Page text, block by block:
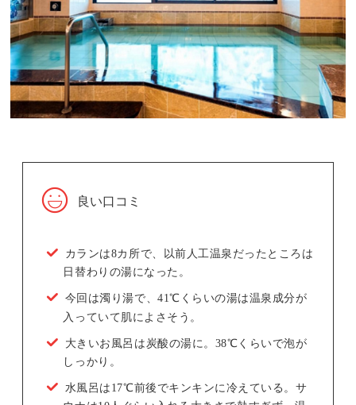
良い口コミ
カランは8カ所で、以前人工温泉だったところは
日替わりの湯になった。
今回は濁り湯で、41℃くらいの湯は温泉成分が
入っていて肌によさそう。
大きいお風呂は炭酸の湯に。38℃くらいで泡が
しっかり。
水風呂は17℃前後でキンキンに冷えている。サ